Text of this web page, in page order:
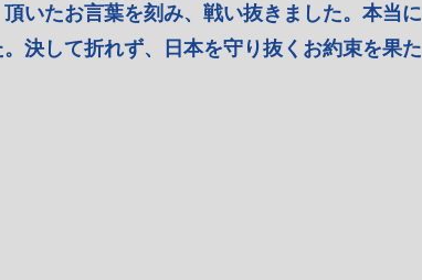
いたお言葉を刻み、戦い抜きました。本当に
決して折れず、日本を守り抜くお約束を果た